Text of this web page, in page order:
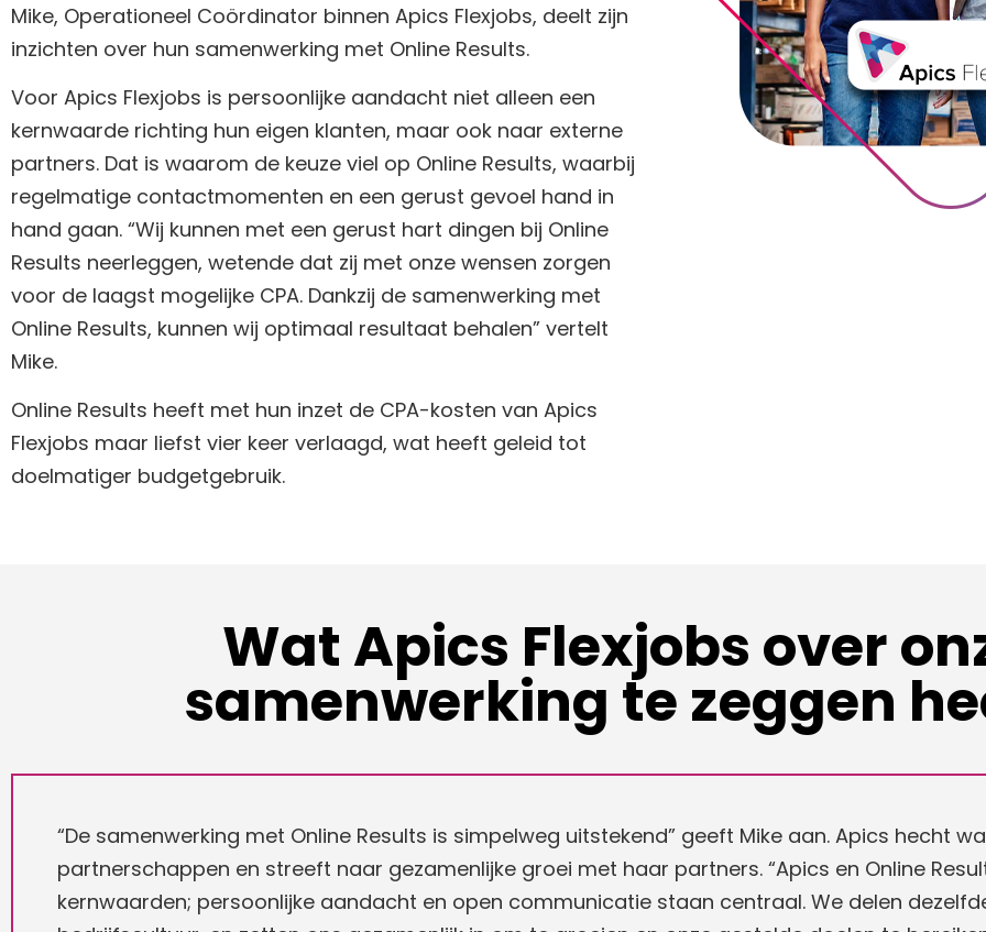
Mike, Operationeel Coördinator binnen Apics Flexjobs, deelt zijn
inzichten over hun samenwerking met Online Results.
Voor Apics Flexjobs is persoonlijke aandacht niet alleen een
kernwaarde richting hun eigen klanten, maar ook naar externe
partners. Dat is waarom de keuze viel op Online Results, waarbij
regelmatige contactmomenten en een gerust gevoel hand in
hand gaan. “Wij kunnen met een gerust hart dingen bij Online
Results neerleggen, wetende dat zij met onze wensen zorgen
voor de laagst mogelijke CPA. Dankzij de samenwerking met
Online Results, kunnen wij optimaal resultaat behalen” vertelt
Mike.
Online Results heeft met hun inzet de CPA-kosten van Apics
Flexjobs maar liefst vier keer verlaagd, wat heeft geleid tot
doelmatiger budgetgebruik.
Wat Apics Flexjobs over
samenwerking te zeggen
“De samenwerking met Online Results is simpelweg uitstekend” geeft Mike aan. Apics hecht
partnerschappen en streeft naar gezamenlijke groei met haar partners. “Apics en Online
kernwaarden; persoonlijke aandacht en open communicatie staan centraal. We delen